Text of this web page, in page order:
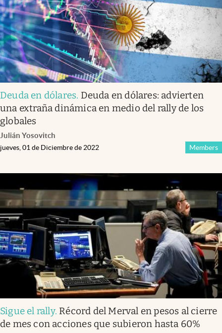
Deuda en dólares. Deuda en dólares: advierten
una extraña dinámica en medio del rally de los
globales
Julián Yosovitch
Members
jueves, 01 de Diciembre de 2022
Sigue el rally. Récord del Merval en pesos al cierre
de mes con acciones que subieron hasta 60%